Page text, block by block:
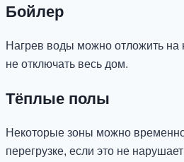
Бойлер
Нагрев воды можно отложить на
не отключать весь дом.
Тёплые полы
Некоторые зоны можно
перегрузке, если это не